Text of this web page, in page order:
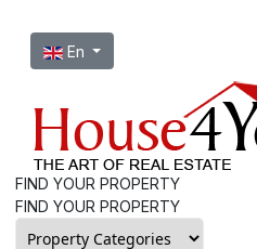
Select your language
En
FIND YOUR PROPERTY
FIND YOUR PROPERTY